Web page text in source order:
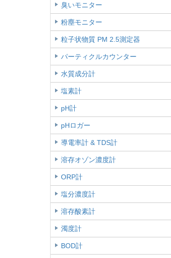
臭いモニター
粉塵モニター
粒子状物質 PM 2.5測定器
パーティクルカウンター
水質成分計
塩素計
pH計
pHロガー
導電率計 & TDS計
溶存オゾン濃度計
ORP計
塩分濃度計
溶存酸素計
濁度計
BOD計